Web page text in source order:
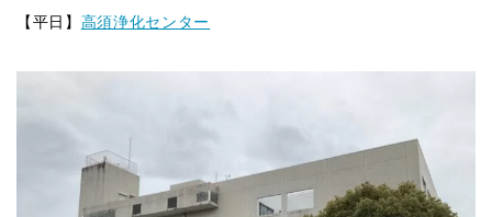
【平日】 高須浄化センター